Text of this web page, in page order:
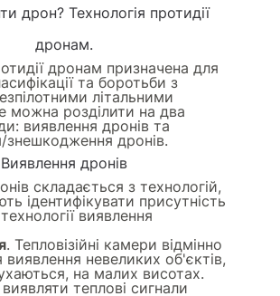
дрон? Технологія протидії
дронам.
дронам призначена для
та боротьби з
літальними
можна розділити на два
виявлення дронів та
знешкодження дронів.
Виявлення дронів
складається з технологій,
ідентифікувати присутність
виявлення
. Тепловізійні камери відмінно
виявлення невеликих об'єктів,
на малих висотах.
теплові сигнали